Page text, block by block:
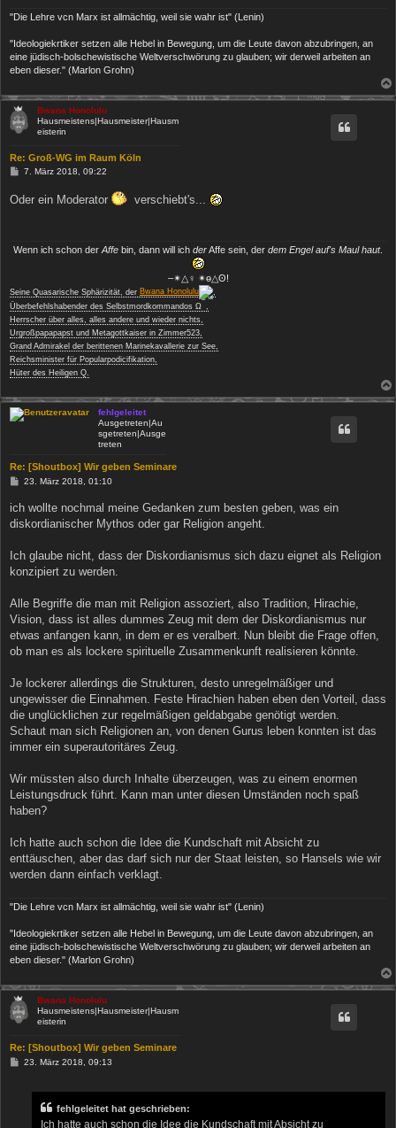
"Die Lehre vcn Marx ist allmächtig, weil sie wahr ist" (Lenin)
"Ideologiekrtiker setzen alle Hebel in Bewegung, um die Leute davon abzubringen, an
eine jüdisch-bolschewistische Weltverschwörung zu glauben; wir derweil arbeiten an
eben dieser." (Marlon Grohn)
Bwana Honolulu
Hausmeistens|Hausmeister|Hausm
eisterin
Re: Groß-WG im Raum Köln
B
t
7. März 2018, 09:22
Oder ein Moderator verschiebt's...
Wenn ich schon der Affe bin, dann will ich derAffe sein, der dem Engel auf's Maul haut.
‒✴△♀ ✴ө△ʘ!
Seine Quasarische Sphärizität, der Bwana Honolulu
Überbefehlshabender des Selbstmordkommandos Ω
−
,
Herrscher über alles, alles andere und wieder nichts,
Urgroßpapapapst und Metagottkaiser in Zimmer523,
Grand Admirakel der berittenen Marinekavallerie zur See,
Reichsminister für Popularpodicifikation,
Hüter des Heiligen Q.
fehlgeleitet
Ausgetreten|Au
sgetreten|Ausge
treten
Re: [Shoutbox] Wir geben Seminare
B
i
t
r
23. März 2018, 01:10
ich wollte nochmal meine Gedanken zum besten geben, was ein
diskordianischer Mythos oder gar Religion angeht.
Ich glaube nicht, dass der Diskordianismus sich dazu eignet als Religion
konzipiert zu werden.
Alle Begriffe die man mit Religion assoziert, also Tradition, Hirachie,
Vision, dass ist alles dummes Zeug mit dem der Diskordianismus nur
etwas anfangen kann, in dem er es veralbert. Nun bleibt die Frage offen,
ob man es als lockere spirituelle Zusammenkunft realisieren könnte.
Je lockerer allerdings die Strukturen, desto unregelmäßiger und
ungewisser die Einnahmen. Feste Hirachien haben eben den Vorteil, dass
die unglücklichen zur regelmäßigen geldabgabe genötigt werden.
Schaut man sich Religionen an, von denen Gurus leben konnten ist das
immer ein superautoritäres Zeug.
Wir müssten also durch Inhalte überzeugen, was zu einem enormen
Leistungsdruck führt. Kann man unter diesen Umständen noch spaß
haben?
Ich hatte auch schon die Idee die Kundschaft mit Absicht zu
enttäuschen, aber das darf sich nur der Staat leisten, so Hansels wie wir
werden dann einfach verklagt.
"Die Lehre vcn Marx ist allmächtig, weil sie wahr ist" (Lenin)
"Ideologiekrtiker setzen alle Hebel in Bewegung, um die Leute davon abzubringen, an
eine jüdisch-bolschewistische Weltverschwörung zu glauben; wir derweil arbeiten an
eben dieser." (Marlon Grohn)
Bwana Honolulu
Hausmeistens|Hausmeister|Hausm
eisterin
Re: [Shoutbox] Wir geben Seminare
B23. März 2018, 09:13
fehlgeleitet hat geschrieben:
Ich hatte auch schon die Idee die Kundschaft mit Absicht zu